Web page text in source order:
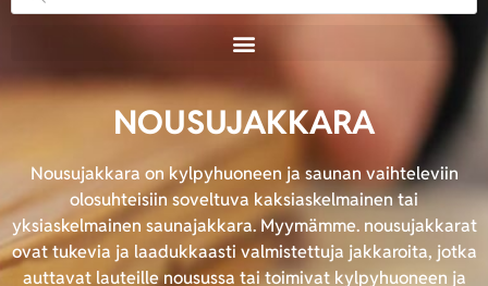
NOUSUJAKKARA
Nousujakkara on kylpyhuoneen ja saunan vaihteleviin
olosuhteisiin soveltuva kaksiaskelmainen tai
yksiaskelmainen saunajakkara. Myymämme. nousujakkarat
ovat tukevia ja laadukkaasti valmistettuja jakkaroita, jotka
auttavat lauteille nousussa tai toimivat kylpyhuoneen ja